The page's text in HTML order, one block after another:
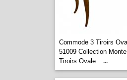
Commode 3 Tiroirs
51009 Collection
Tiroirs Ovale
...